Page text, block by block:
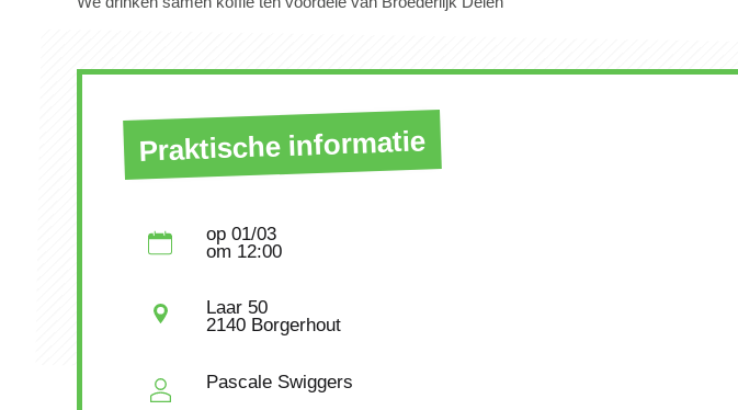
Praktische informatie
op 01/03
om 12:00
Laar 50
2140 Borgerhout
Pascale Swiggers